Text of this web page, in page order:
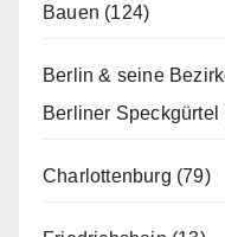
Bauen (124)
Berlin & seine
Berliner Speckgürtel
Charlottenburg (79)